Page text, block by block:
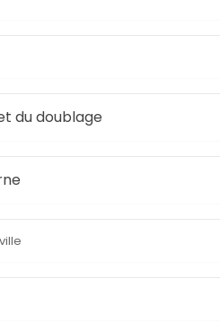
du doublage